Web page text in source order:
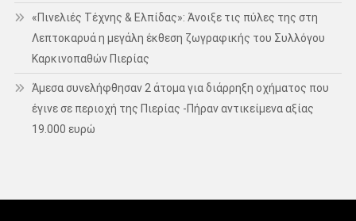
«Πινελιές Τέχνης & Ελπίδας»: Άνοιξε τις πύλες της στη
Λεπτοκαρυά η μεγάλη έκθεση ζωγραφικής του Συλλόγου
Καρκινοπαθών Πιερίας
Άμεσα συνελήφθησαν 2 άτομα για διάρρηξη οχήματος που
έγινε σε περιοχή της Πιερίας -Πήραν αντικείμενα αξίας
19.000 ευρώ